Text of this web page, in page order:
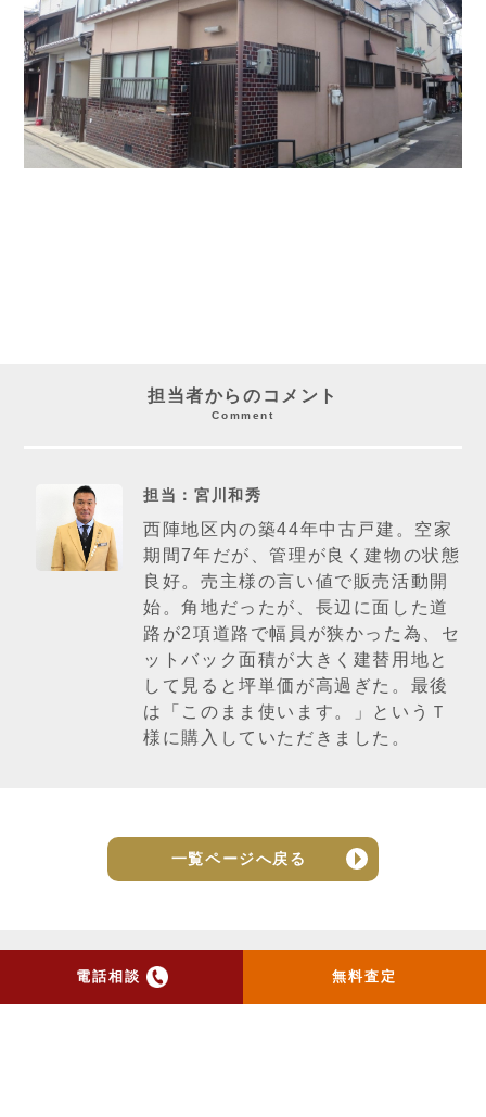
電話相談 無料査定
担当者からのコメント
Comment
担当：宮川和秀
西陣地区内の築44年中古戸建。空家
期間7年だが、管理が良く建物の状態
良好。売主様の言い値で販売活動開
始。角地だったが、長辺に面した道
路が2項道路で幅員が狭かった為、セ
ットバック面積が大きく建替用地と
して見ると坪単価が高過ぎた。最後
は「このまま使います。」というＴ
様に購入していただきました。
一覧ページへ戻る